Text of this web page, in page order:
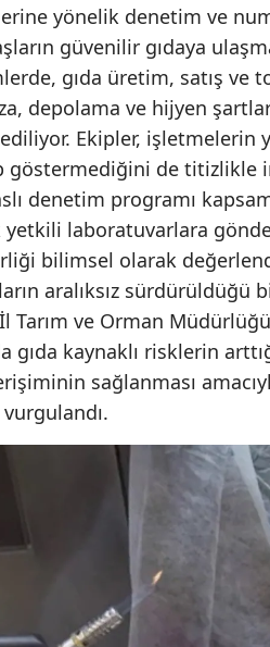
yönelik denetim ve
güvenilir gıdaya
gıda üretim, satış
depolama ve hijyen
Ekipler, işletmelerin
göstermediğini de titizlikle
denetim programı
yetkili laboratuvarlara
bilimsel olarak
aralıksız sürdürüldüğü
Tarım ve Orman
gıda kaynaklı risklerin
sağlanması